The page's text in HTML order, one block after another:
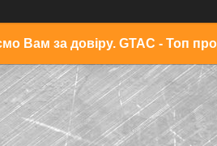
Вам за довіру. GTAC - Топ